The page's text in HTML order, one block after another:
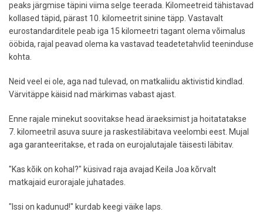
peaks järgmise täpini viima selge teerada. Kilomeetreid tähistavad
kollased täpid, pärast 10. kilomeetrit sinine täpp. Vastavalt
eurostandarditele peab iga 15 kilomeetri tagant olema võimalus
ööbida, rajal peavad olema ka vastavad teadetetahvlid teeninduse
kohta.
Neid veel ei ole, aga nad tulevad, on matkaliidu aktivistid kindlad.
Värvitäppe käisid nad märkimas vabast ajast.
Enne rajale minekut soovitakse head äraeksimist ja hoitatatakse
7. kilomeetril asuva suure ja raskestiläbitava veelombi eest. Mujal
aga garanteeritakse, et rada on eurojalutajale täisesti läbitav.
"Kas kõik on kohal?" küsivad raja avajad Keila Joa kõrvalt
matkajaid eurorajale juhatades.
"Issi on kadunud!" kurdab keegi väike laps.